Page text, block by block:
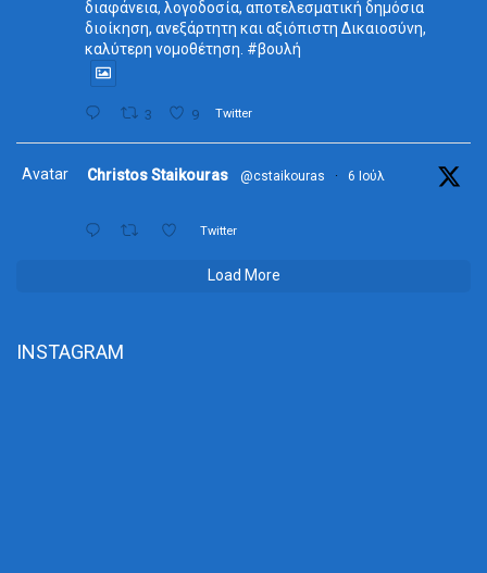
διαφάνεια, λογοδοσία, αποτελεσματική δημόσια
διοίκηση, ανεξάρτητη και αξιόπιστη Δικαιοσύνη,
καλύτερη νομοθέτηση. #βουλή
3 9 Twitter
Avatar Christos Staikouras @cstaikouras · 6 Ιούλ
Twitter
Load More
INSTAGRAM